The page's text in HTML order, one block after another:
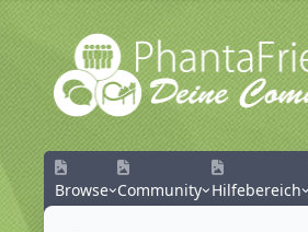
Zum Inhalt springen
Browse Community Hilfebereich